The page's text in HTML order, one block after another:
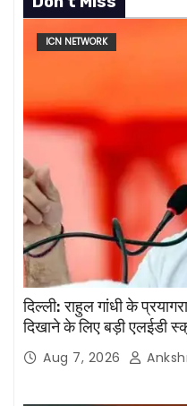
ICN NETWORK
दिल्ली: राहुल गांधी के
दिखाने के लिए बड़ी एलईडी
Aug 7, 2026